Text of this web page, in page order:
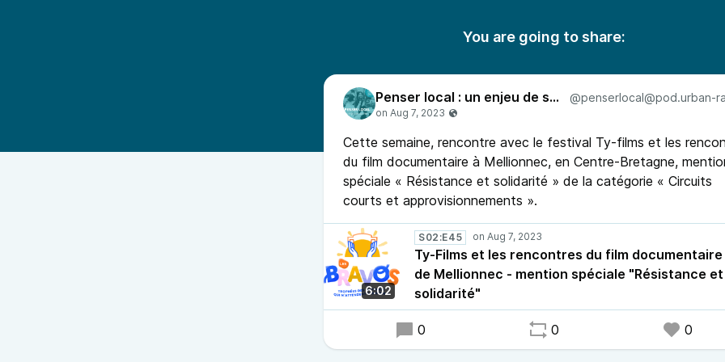
You are going to share:
Penser local : un enjeu de société
Cette semaine, rencontre avec le festival Ty-films et les
du film documentaire à Mellionnec, en Centre-Bretagne,
spéciale « Résistance et solidarité » de la catégorie « Circuits
courts et approvisionnements ».
6:02
S02:E45
Ty-Films et les rencontres du film documentaire
de Mellionnec - mention spéciale "Résistance et
solidarité"
0 0 0